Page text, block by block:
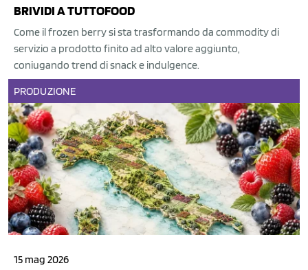
BRIVIDI A TUTTOFOOD
Come il frozen berry si sta trasformando da commodity di
servizio a prodotto finito ad alto valore aggiunto,
coniugando trend di snack e indulgence.
PRODUZIONE
15 mag 2026